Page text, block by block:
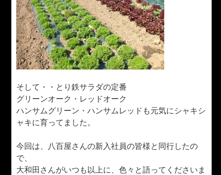
そして・・とり鉄サラダの定番
グリーンオーク・レッドオーク
ハンサムグリーン・ハンサムレッドも元気にシャキシ
ャキに育ってました。
今回は、八百屋さんの新入社員の皆様と同行したの
で、
大和田さんがいつも以上に、色々と語ってくださいま